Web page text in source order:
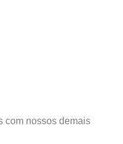
com nossos demais